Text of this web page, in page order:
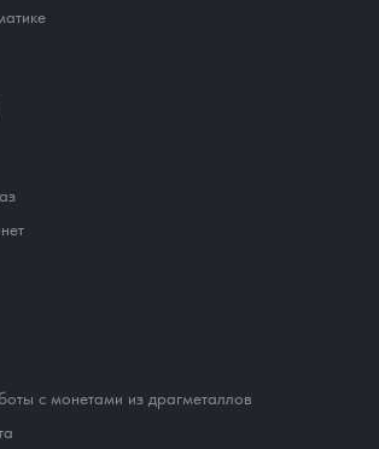
с монетами из драгметаллов